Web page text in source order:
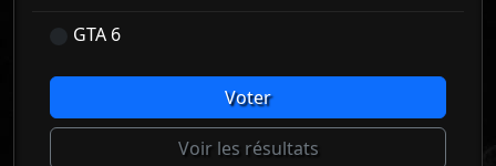
GTA 6
Voter
Voir les résultats